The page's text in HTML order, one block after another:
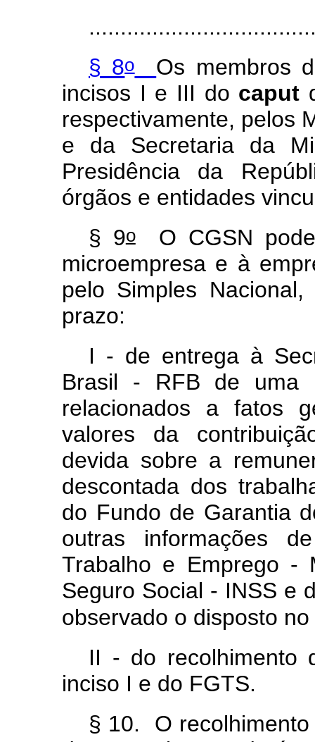
§ 8o
Os membros
incisos I e III do caput
respectivamente, pelos
e da Secretaria da
Presidência da
órgãos e entidades
§ 9oO CGSN
microempresa e à
pelo Simples
prazo:
I - de entrega à
Brasil - RFB de uma
relacionados a fatos
valores da
devida sobre a
descontada dos
do Fundo de Garantia
outras informações
Trabalho e Emprego -
Seguro Social - INSS e
observado o disposto no
II - do recolhimento
inciso I e do FGTS.
§ 10. O